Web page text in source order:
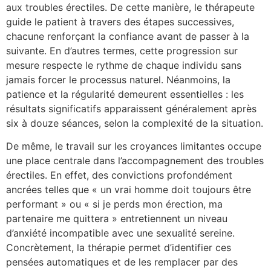
aux troubles érectiles. De cette manière, le thérapeute
guide le patient à travers des étapes successives,
chacune renforçant la confiance avant de passer à la
suivante. En d’autres termes, cette progression sur
mesure respecte le rythme de chaque individu sans
jamais forcer le processus naturel. Néanmoins, la
patience et la régularité demeurent essentielles : les
résultats significatifs apparaissent généralement après
six à douze séances, selon la complexité de la situation.
De même, le travail sur les croyances limitantes occupe
une place centrale dans l’accompagnement des troubles
érectiles. En effet, des convictions profondément
ancrées telles que « un vrai homme doit toujours être
performant » ou « si je perds mon érection, ma
partenaire me quittera » entretiennent un niveau
d’anxiété incompatible avec une sexualité sereine.
Concrètement, la thérapie permet d’identifier ces
pensées automatiques et de les remplacer par des